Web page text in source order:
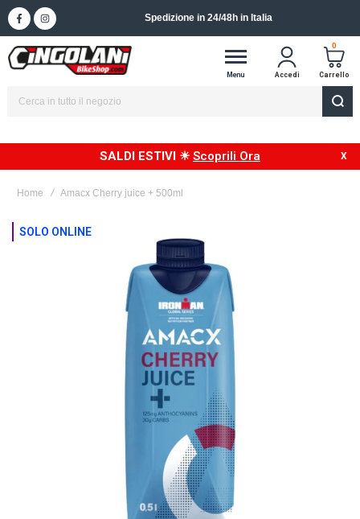
Spedizione in 24/48h in Italia
Menu Accedi
0
Carrello
SALDI ESTIVI ☀ Scoprili Ora
Home Amacx Cherry juice + 500ml
Vai
alla
SOLO ONLINE